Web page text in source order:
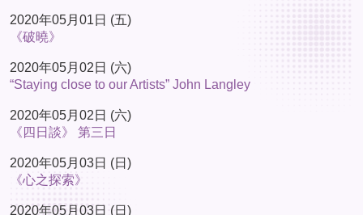
2020年05月01日 (五)
《破曉》
2020年05月02日 (六)
“Staying close to our Artists” John Langley
2020年05月02日 (六)
《四日談》 第三日
2020年05月03日 (日)
《心之探索》
2020年05月03日 (日)